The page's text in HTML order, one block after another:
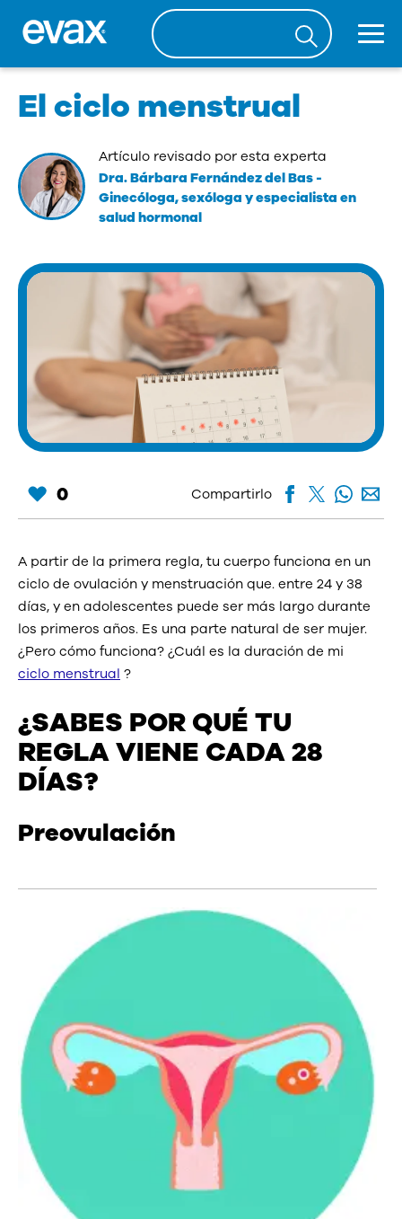
El ciclo menstrual
Artículo revisado por esta experta
Dra. Bárbara Fernández del Bas-
Ginecóloga, sexóloga y especialista en
salud hormonal
0 Compartirlo
A partir de la primera regla, tu cuerpo funciona en un
ciclo de ovulación y menstruación que. entre 24 y 38
días, y en adolescentes puede ser más largo durante
los primeros años. Es una parte natural de ser mujer.
¿Pero cómo funciona? ¿Cuál es la duración de mi
ciclo menstrual ?
¿SABES POR QUÉ TU
REGLA VIENE CADA 28
DÍAS?
Preovulación